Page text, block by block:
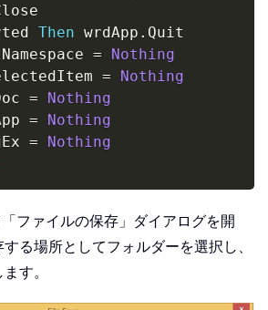
Then wrdApp .
=
Nothing
=
Nothing
=
Nothing
=
Nothing
=
Nothing
ファイルの保存」ダイアログを開
る場所としてフォルダーを選択し、
す。